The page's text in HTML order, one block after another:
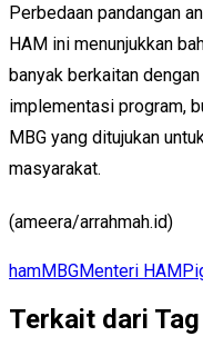
Perbedaan pandangan
HAM ini menunjukkan
banyak berkaitan
implementasi program,
MBG yang ditujukan
masyarakat.
(ameera/arrahmah.id)
hamMBGMenteri HAM
Terkait dari